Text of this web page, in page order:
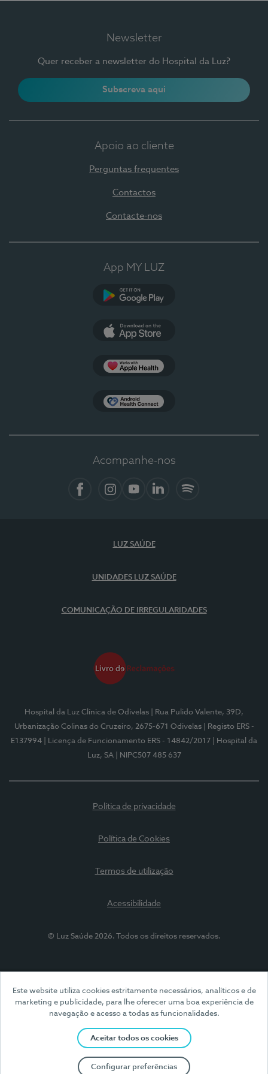
Este website utiliza cookies estritamente necessários, analíticos e de
marketing e publicidade, para lhe oferecer uma boa experiência de
navegação e acesso a todas as funcionalidades.
Aceitar todos os cookies
Configurar preferências
Newsletter
Quer receber a newsletter do Hospital da Luz?
Subscreva aqui
Apoio ao cliente
Perguntas frequentes
Contactos
Contacte-nos
App MY LUZ
Acompanhe-nos
LUZ SAÚDE
UNIDADES LUZ SAÚDE
COMUNICAÇÃO DE IRREGULARIDADES
Hospital da Luz Clínica de Odivelas
| Rua Pulido Valente, 39D,
Urbanização Colinas do Cruzeiro, 2675-671 Odivelas
| Registo ERS -
E137994
| Licença de Funcionamento ERS - 14842/2017
| Hospital da
Luz, SA
| NIPC507 485 637
Política de privacidade
Política de Cookies
Termos de utilização
Acessibilidade
© Luz Saúde 2026. Todos os direitos reservados.